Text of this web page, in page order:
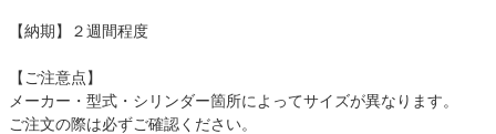
【納期】２週間程度
【ご注意点】
メーカー・型式・シリンダー箇所によってサイズが異なります。
ご注文の際は必ずご確認ください。